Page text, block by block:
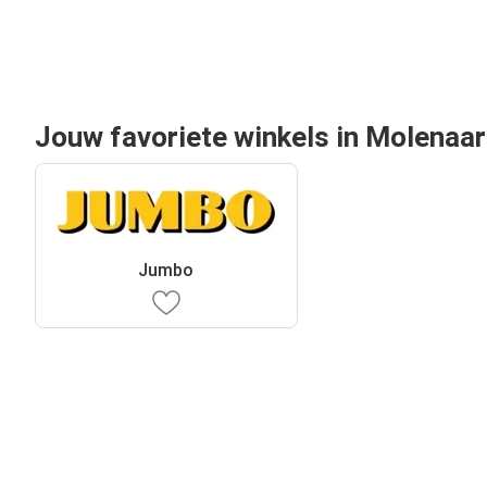
Jouw favoriete winkels in
Jumbo